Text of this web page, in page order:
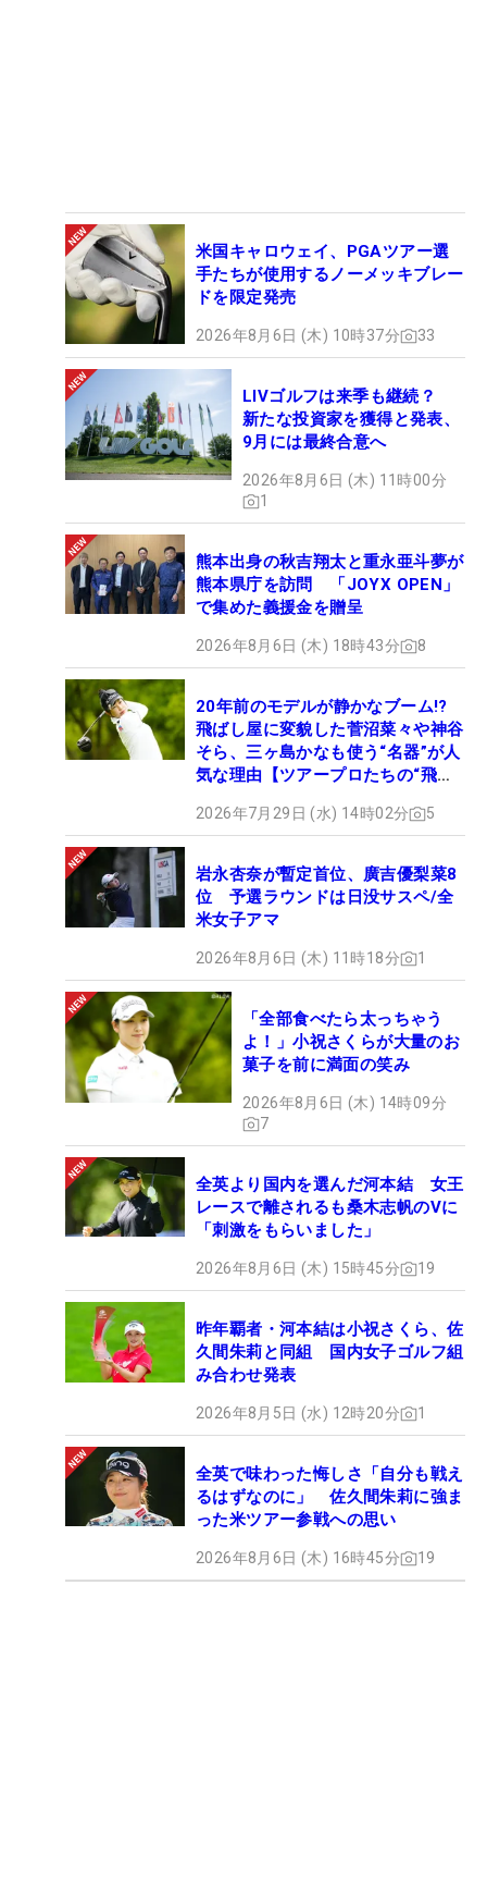
米国キャロウェイ、PGAツアー選
手たちが使用するノーメッキブレー
ドを限定発売
2026年8月6日 (木) 10時37分 33
LIVゴルフは来季も継続？
新たな投資家を獲得と発表、
9月には最終合意へ
2026年8月6日 (木) 11時00分
1
熊本出身の秋吉翔太と重永亜斗夢が
熊本県庁を訪問 「JOYX OPEN」
で集めた義援金を贈呈
2026年8月6日 (木) 18時43分 8
20年前のモデルが静かなブーム!?
飛ばし屋に変貌した菅沼菜々や神谷
そら、三ヶ島かなも使う“名器”が人
気な理由【ツアープロたちの“飛ば
2026年7月29日 (水) 14時02分 5
岩永杏奈が暫定首位、廣吉優梨菜8
位 予選ラウンドは日没サスペ/全
米女子アマ
2026年8月6日 (木) 11時18分 1
「全部食べたら太っちゃう
よ！」小祝さくらが大量のお
菓子を前に満面の笑み
2026年8月6日 (木) 14時09分
7
全英より国内を選んだ河本結 女王
レースで離されるも桑木志帆のVに
「刺激をもらいました」
2026年8月6日 (木) 15時45分 19
昨年覇者・河本結は小祝さくら、佐
久間朱莉と同組 国内女子ゴルフ組
み合わせ発表
2026年8月5日 (水) 12時20分 1
全英で味わった悔しさ「自分も戦え
るはずなのに」 佐久間朱莉に強ま
った米ツアー参戦への思い
2026年8月6日 (木) 16時45分 19